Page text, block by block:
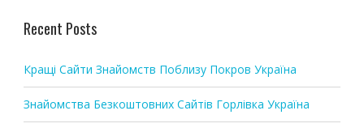
Recent Posts
Кращі Сайти Знайомств Поблизу Покров Україна
Знайомства Безкоштовних Сайтів Горлівка Україна